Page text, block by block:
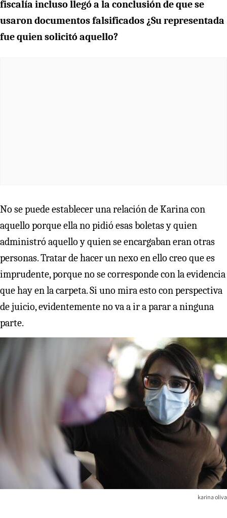
fiscalía incluso llegó a la conclusión de que se
usaron documentos falsificados ¿Su representada
fue quien solicitó aquello?
No se puede establecer una relación de Karina con
aquello porque ella no pidió esas boletas y quien
administró aquello y quien se encargaban eran otras
personas. Tratar de hacer un nexo en ello creo que es
imprudente, porque no se corresponde con la evidencia
que hay en la carpeta. Si uno mira esto con perspectiva
de juicio, evidentemente no va a ir a parar a ninguna
parte.
karina oliva